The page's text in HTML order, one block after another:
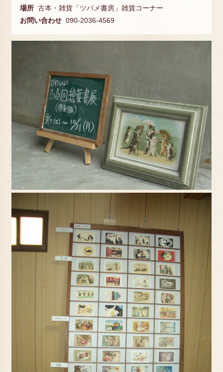
場所 古本・雑貨「ツバメ書房」雑貨コーナー
お問い合わせ 090-2036-4569